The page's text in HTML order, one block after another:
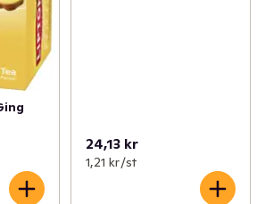
24,13 kr
1,21 kr /st